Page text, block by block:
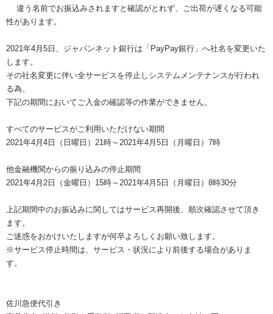
違う名前でお振込みされますと確認がとれず、ご出荷が遅くなる可能
性があります。
2021年4月5日、ジャパンネット銀行は「PayPay銀行」へ社名を変更いた
します。
その社名変更に伴い全サービスを停止しシステムメンテナンスが行われ
る為、
下記の期間においてご入金の確認等の作業ができません。
すべてのサービスがご利用いただけない期間
2021年4月4日（日曜日）21時～2021年4月5日（月曜日）7時
他金融機関からの振り込みの停止期間
2021年4月2日（金曜日）15時～2021年4月5日（月曜日）8時30分
上記期間中のお振込みに関してはサービス再開後、順次確認させて頂き
ます。
ご迷惑をおかけいたしますが何卒よろしくお願い致します。
※サービス停止時間は、サービス・状況により前後する場合がありま
す。
佐川急便代引き